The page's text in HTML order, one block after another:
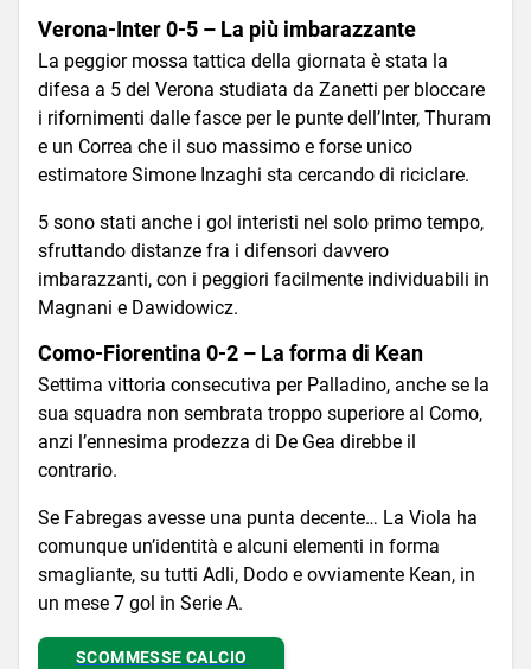
Verona-Inter 0-5 – La più imbarazzante
La peggior mossa tattica della giornata è stata la
difesa a 5 del Verona studiata da Zanetti per bloccare
i rifornimenti dalle fasce per le punte dell’Inter, Thuram
e un Correa che il suo massimo e forse unico
estimatore Simone Inzaghi sta cercando di riciclare.
5 sono stati anche i gol interisti nel solo primo tempo,
sfruttando distanze fra i difensori davvero
imbarazzanti, con i peggiori facilmente individuabili in
Magnani e Dawidowicz.
Como-Fiorentina 0-2 – La forma di Kean
Settima vittoria consecutiva per Palladino, anche se la
sua squadra non sembrata troppo superiore al Como,
anzi l’ennesima prodezza di De Gea direbbe il
contrario.
Se Fabregas avesse una punta decente… La Viola ha
comunque un’identità e alcuni elementi in forma
smagliante, su tutti Adli, Dodo e ovviamente Kean, in
un mese 7 gol in Serie A.
SCOMMESSE CALCIO